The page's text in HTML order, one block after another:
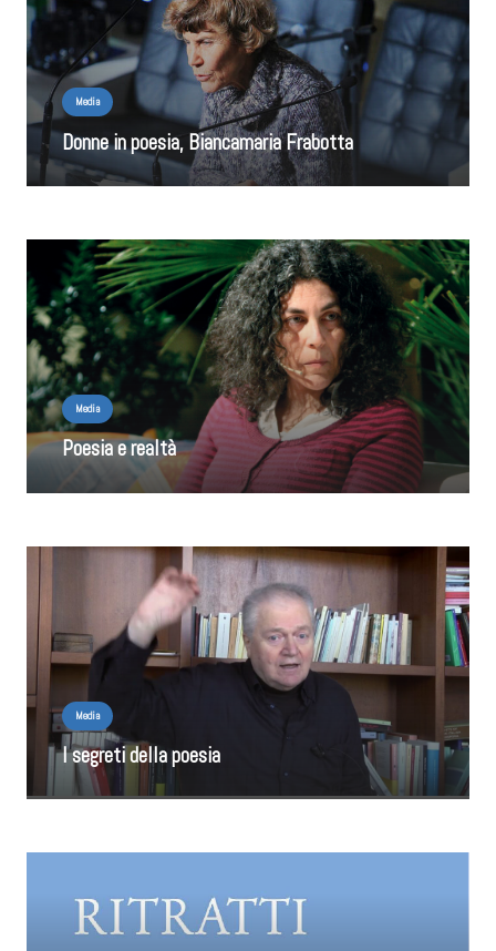
Media
Donne in poesia, Biancamaria Frabotta
Media
Poesia e realtà
Media
I segreti della poesia